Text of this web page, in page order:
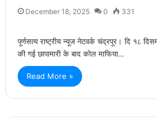
December 18, 2025 0 331
पूर्णसत्य राष्ट्रीय न्यूज नेटवर्क चंद्रपूर। दि १८
की गई छापामारी के बाद कोल माफिया…
Read More »